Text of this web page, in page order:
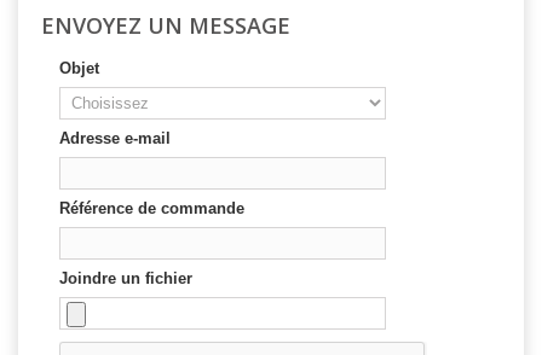
ENVOYEZ UN MESSAGE
Objet
Adresse e-mail
Référence de commande
Joindre un fichier